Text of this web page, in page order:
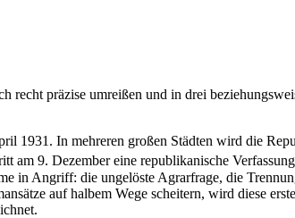
präzise umreißen und in drei
1931. In mehreren großen Städten wird die
am 9. Dezember eine republikanische
in Angriff: die ungelöste Agrarfrage, die
auf halbem Wege scheitern, wird diese